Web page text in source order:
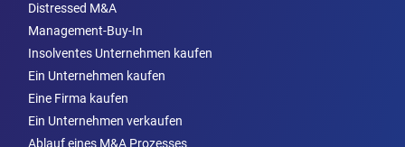
Distressed M&A
Management-Buy-In
Insolventes Unternehmen kaufen
Ein Unternehmen kaufen
Eine Firma kaufen
Ein Unternehmen verkaufen
Ablauf eines M&A Prozesses